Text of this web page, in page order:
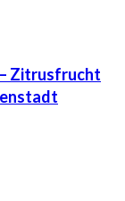
Zitrusfrucht